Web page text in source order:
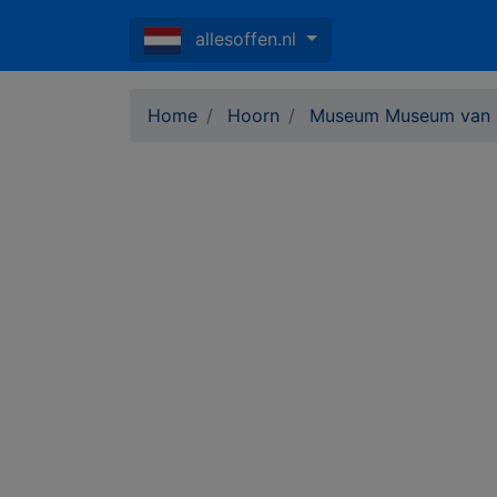
allesoffen.nl
Home Hoorn Museum Museum